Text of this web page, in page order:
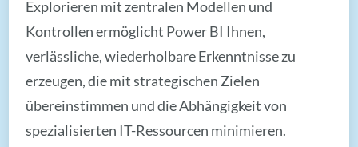
Explorieren mit zentralen Modellen und
Kontrollen ermöglicht Power BI Ihnen,
verlässliche, wiederholbare Erkenntnisse zu
erzeugen, die mit strategischen Zielen
übereinstimmen und die Abhängigkeit von
spezialisierten IT-Ressourcen minimieren.